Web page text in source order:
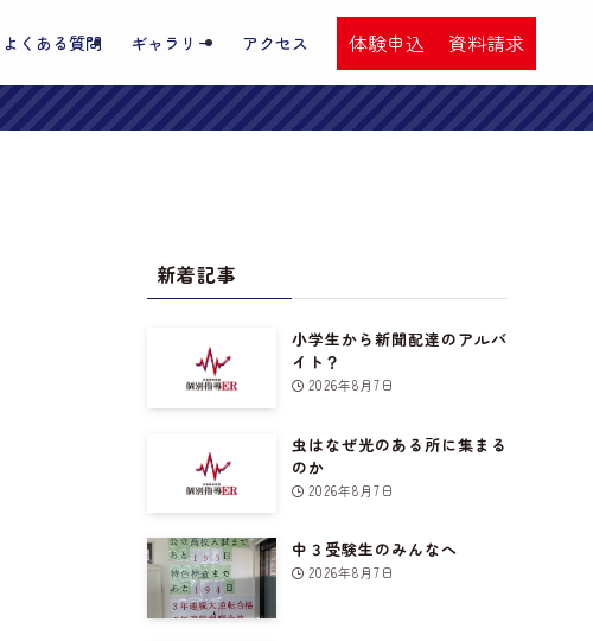
よくある質問 ギャラリー アクセス 体験申込 資料請求
新着記事
小学生から新聞配達のアルバ
イト？
2026年8月7日
虫はなぜ光のある所に集まる
のか
2026年8月7日
中３受験生のみんなへ
2026年8月7日